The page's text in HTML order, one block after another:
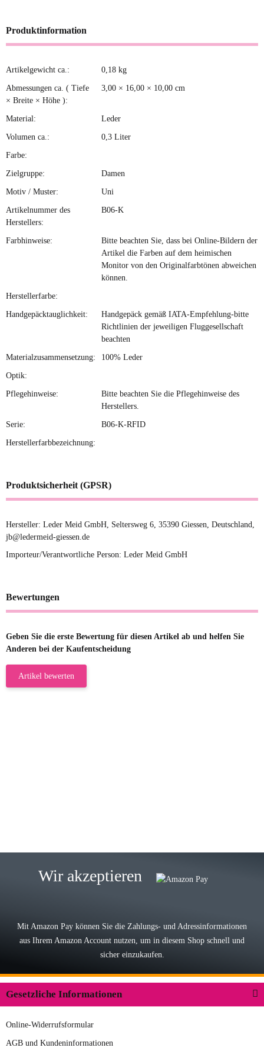
Produktinformation
Produkteigenschaft
Wert
Artikelgewicht ca.: 0,18 kg
Abmessungen ca. ( Tiefe
× Breite × Höhe ):
3,00 × 16,00 × 10,00 cm
Material: Leder
Volumen ca.: 0,3 Liter
Farbe:
Zielgruppe: Damen
Motiv / Muster: Uni
Artikelnummer des
Herstellers:
B06-K
Farbhinweise:
Bitte beachten Sie, dass bei Online-Bildern der
Artikel die Farben auf dem heimischen
Monitor von den Originalfarbtönen abweichen
können.
Herstellerfarbe:
Handgepäcktauglichkeit:
Handgepäck gemäß IATA-Empfehlung-bitte
Richtlinien der jeweiligen Fluggesellschaft
beachten
Materialzusammensetzung: 100% Leder
Optik:
Pflegehinweise:
Bitte beachten Sie die Pflegehinweise des
Herstellers.
Serie: B06-K-RFID
Herstellerfarbbezeichnung:
Produktsicherheit (GPSR)
Hersteller: Leder Meid GmbH, Seltersweg 6, 35390 Giessen, Deutschland,
jb@ledermeid-giessen.de
Importeur/Verantwortliche Person: Leder Meid GmbH
Bewertungen
Geben Sie die erste Bewertung für diesen Artikel ab und helfen Sie
Anderen bei der Kaufentscheidung
Artikel bewerten
Lieferung, man kann bedenkenlos
Der Koffer macht einen sehr soliden
Wir akzeptieren
Mit Amazon Pay können Sie die Zahlungs- und Adressinformationen
aus Ihrem Amazon Account nutzen, um in diesem Shop schnell und
sicher einzukaufen.
Gesetzliche Informationen
Online-Widerrufsformular
AGB und Kundeninformationen